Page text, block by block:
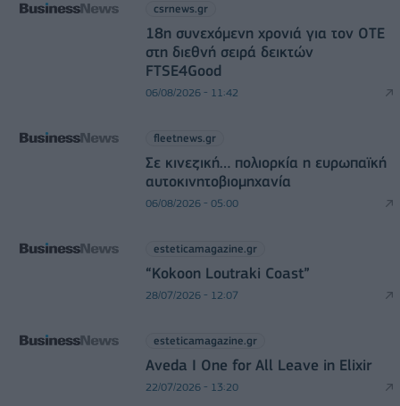
csrnews.gr
18η συνεχόμενη χρονιά για τον ΟΤΕ
στη διεθνή σειρά δεικτών
FTSE4Good
06/08/2026 - 11:42
fleetnews.gr
Σε κινεζική… πολιορκία η ευρωπαϊκή
αυτοκινητοβιομηχανία
06/08/2026 - 05:00
esteticamagazine.gr
“Kokoon Loutraki Coast”
28/07/2026 - 12:07
esteticamagazine.gr
Aveda I One for All Leave in Elixir
22/07/2026 - 13:20